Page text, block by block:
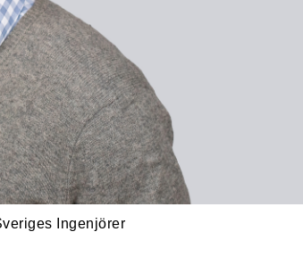
Ingenjörer